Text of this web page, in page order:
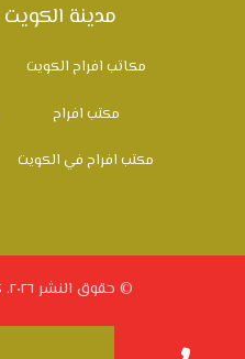
مدينة الكويت
مكاتب افراح الكويت
مكتب افراح
مكتب افراح في الكويت
© حقوق النشر ٢٠٢٦. كل الحقوق محفوظة.